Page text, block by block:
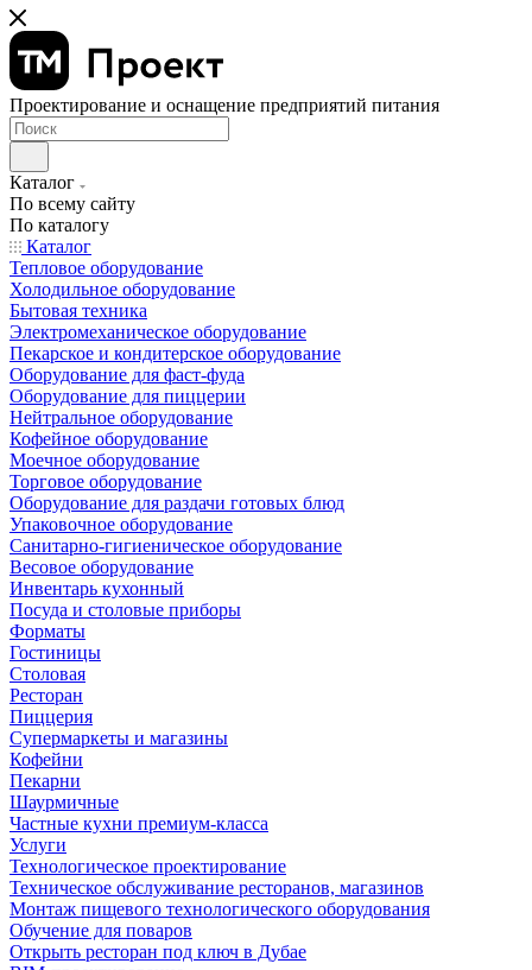
Проектирование и оснащение предприятий питания
Каталог
По всему сайту
По каталогу
Каталог
Тепловое оборудование
Холодильное оборудование
Бытовая техника
Электромеханическое оборудование
Пекарское и кондитерское оборудование
Оборудование для фаст-фуда
Оборудование для пиццерии
Нейтральное оборудование
Кофейное оборудование
Моечное оборудование
Торговое оборудование
Оборудование для раздачи готовых блюд
Упаковочное оборудование
Санитарно-гигиеническое оборудование
Весовое оборудование
Инвентарь кухонный
Посуда и столовые приборы
Форматы
Гостиницы
Столовая
Ресторан
Пиццерия
Супермаркеты и магазины
Кофейни
Пекарни
Шаурмичные
Частные кухни премиум-класса
Услуги
Технологическое проектирование
Техническое обслуживание ресторанов, магазинов
Монтаж пищевого технологического оборудования
Обучение для поваров
Открыть ресторан под ключ в Дубае